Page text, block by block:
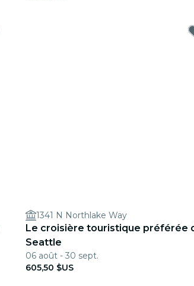
1341 N Northlake Way
Le croisière touristique préférée
Seattle
06 août - 30 sept.
605,50 $US